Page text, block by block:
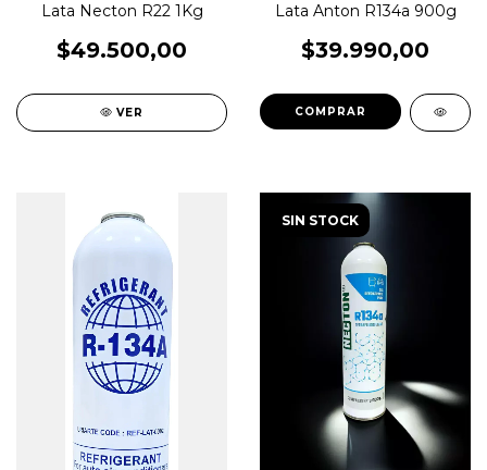
Lata Necton R22 1Kg
$49.500,00
VER
Lata Anton R134a 900g
$39.990,00
SIN STOCK